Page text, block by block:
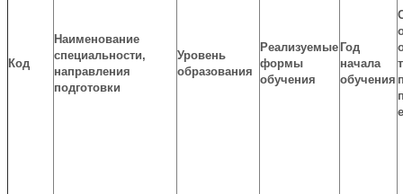
Код
Наименование
специальности,
направления
подготовки
Уровень
образования
Реализуемые
формы
обучения
Год
начала
обучения